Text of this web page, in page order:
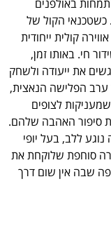
באולפנים
כשטכנאי הקול של
קולית ייחודית
חי. באותו זמן,
את ייעודה ולשחק
ערב הפלישה הנאצית,
לצופים
סיפור האהבה שלהם.
ללב, בעל יופי
סוחפת שלוקחת את
שבה אין שום דרך